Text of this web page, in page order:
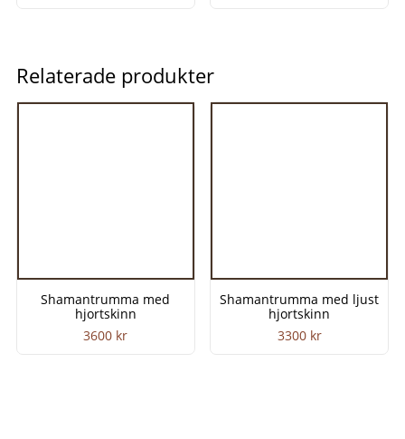
Relaterade produkter
Shamantrumma med
hjortskinn
3600 kr
Shamantrumma med ljust
hjortskinn
3300 kr